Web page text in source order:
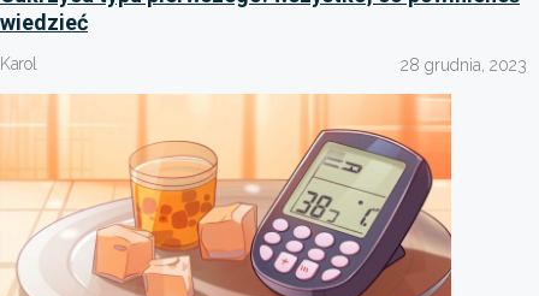
wiedzieć
Karol 28 grudnia, 2023